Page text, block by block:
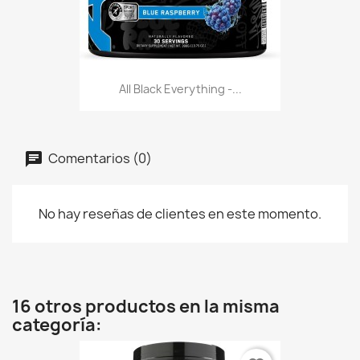
All Black Everything -...
Comentarios (0)
No hay reseñas de clientes en este momento.
16 otros productos en la misma
categoría: